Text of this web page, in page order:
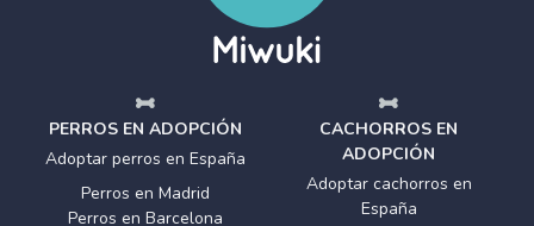
PERROS EN ADOPCIÓN
Adoptar perros en España
Perros en Madrid
Perros en Barcelona
CACHORROS EN
ADOPCIÓN
Adoptar cachorros en
España